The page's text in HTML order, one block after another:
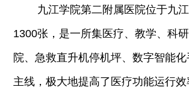
九江学院第二附属医院位于九
1300张，是一所集医疗、教学、科
院、急救直升机停机坪、数字智能
主线，极大地提高了医疗功能运行